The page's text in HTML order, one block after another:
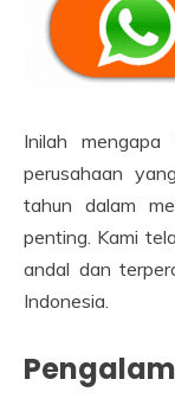
Inilah mengapa
perusahaan
tahun dalam
penting. Kami
andal dan
Indonesia.